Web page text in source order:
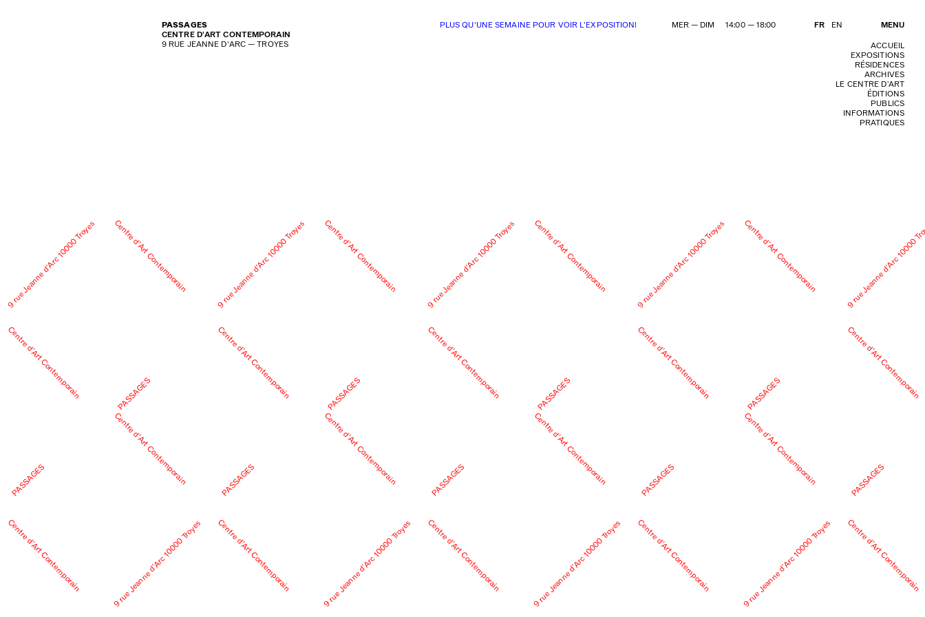
PASSAGES
CENTRE D'ART CONTEMPORAIN
9 RUE JEANNE D'ARC — TROYES
PLUS QU'UNE SEMAINE POUR VOIR L'EXPOSITION! MER — DIM 14:00 — 18:00 FR EN MENU
ACCUEIL
EXPOSITIONS
RÉSIDENCES
ARCHIVES
LE CENTRE D’ART
ÉDITIONS
PUBLICS
INFORMATIONS
PRATIQUES
9 rue Jeanne d’Arc 10000 Troyes
Centre d’Art Contemporain
PASSAGES
Centre d’Art Contemporain
Centre d’Art Contemporain
PASSAGES
Centre d’Art Contemporain
9 rue Jeanne d’Arc 10000 Troyes
9 rue Jeanne d’Arc 10000 Troyes
Centre d’Art Contemporain
PASSAGES
Centre d’Art Contemporain
Centre d’Art Contemporain
PASSAGES
Centre d’Art Contemporain
9 rue Jeanne d’Arc 10000 Troyes
9 rue Jeanne d’Arc 10000 Troyes
Centre d’Art Contemporain
PASSAGES
Centre d’Art Contemporain
Centre d’Art Contemporain
PASSAGES
Centre d’Art Contemporain
9 rue Jeanne d’Arc 10000 Troyes
9 rue Jeanne d’Arc 10000 Troyes
Centre d’Art Contemporain
PASSAGES
Centre d’Art Contemporain
Centre d’Art Contemporain
PASSAGES
Centre d’Art Contemporain
9 rue Jeanne d’Arc 10000 Troyes
9 rue Jeanne d’Arc
Centre d’Art Contemporain
PASSAGES
Centre d’Art Contemporain